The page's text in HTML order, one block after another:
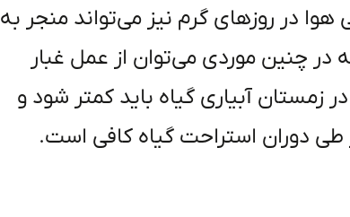
در روزهای گرم نیز می‌تواند منجر به
در چنین موردی می‌توان از عمل غبار
زمستان آبیاری گیاه باید کمتر شود و
دوران استراحت گیاه کافی است.